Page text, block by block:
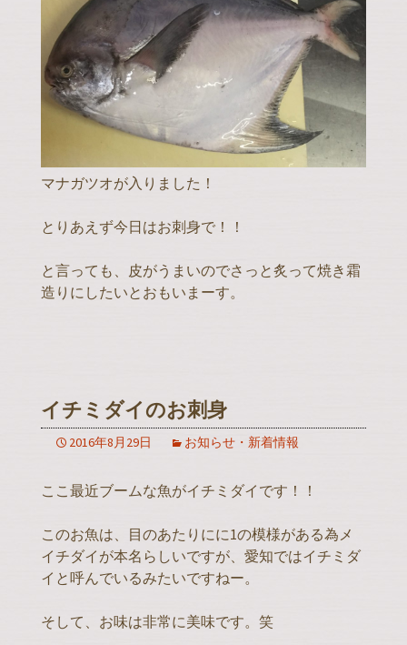
マナガツオが入りました！
とりあえず今日はお刺身で！！
と言っても、皮がうまいのでさっと炙って焼き霜
造りにしたいとおもいまーす。
イチミダイのお刺身
2016年8月29日 お知らせ・新着情報
ここ最近ブームな魚がイチミダイです！！
このお魚は、目のあたりにに1の模様がある為メ
イチダイが本名らしいですが、愛知ではイチミダ
イと呼んでいるみたいですねー。
そして、お味は非常に美味です。笑